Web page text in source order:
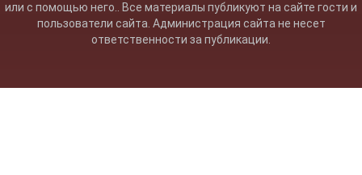
или с помощью него.. Все материалы публикуют на сайте гости и
пользователи сайта. Администрация сайта не несет
ответственности за публикации.